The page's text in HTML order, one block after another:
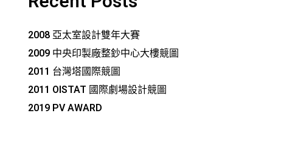
2008 亞太室設計雙年大賽
2009 中央印製廠整鈔中心大樓競圖
2011 台灣塔國際競圖
2011 OISTAT 國際劇場設計競圖
2019 PV AWARD